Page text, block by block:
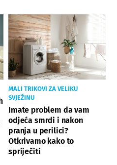
MALI TRIKOVI ZA VELIKU
SVJEŽINU
Imate problem da vam
odjeća smrdi i nakon
pranja u perilici?
Otkrivamo kako to
spriječiti